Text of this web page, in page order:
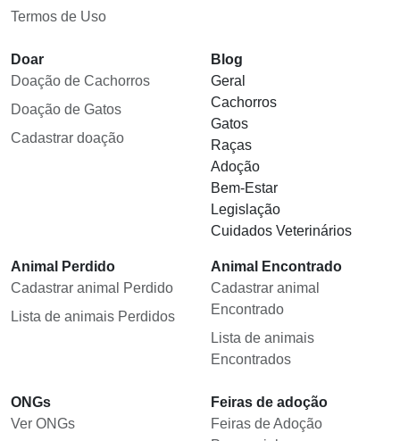
Termos de Uso
Doar
Doação de Cachorros
Doação de Gatos
Cadastrar doação
Blog
Geral
Cachorros
Gatos
Raças
Adoção
Bem-Estar
Legislação
Cuidados Veterinários
Animal Perdido
Cadastrar animal Perdido
Lista de animais Perdidos
Animal Encontrado
Cadastrar animal
Encontrado
Lista de animais
Encontrados
ONGs
Ver ONGs
Feiras de adoção
Feiras de Adoção